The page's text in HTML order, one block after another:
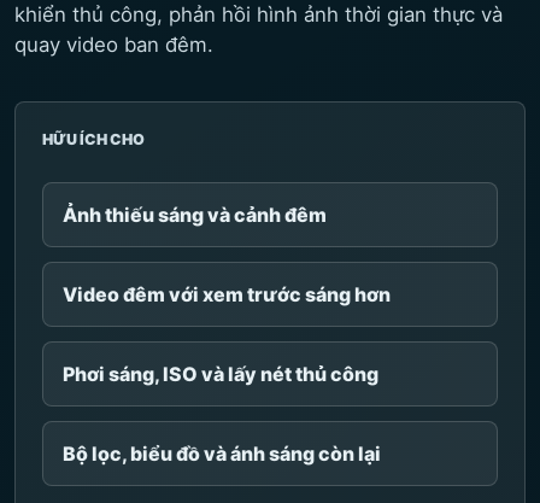
khiển thủ công, phản hồi hình ảnh thời gian thực và
quay video ban đêm.
HỮU ÍCH CHO
Ảnh thiếu sáng và cảnh đêm
Video đêm với xem trước sáng hơn
Phơi sáng, ISO và lấy nét thủ công
Bộ lọc, biểu đồ và ánh sáng còn lại